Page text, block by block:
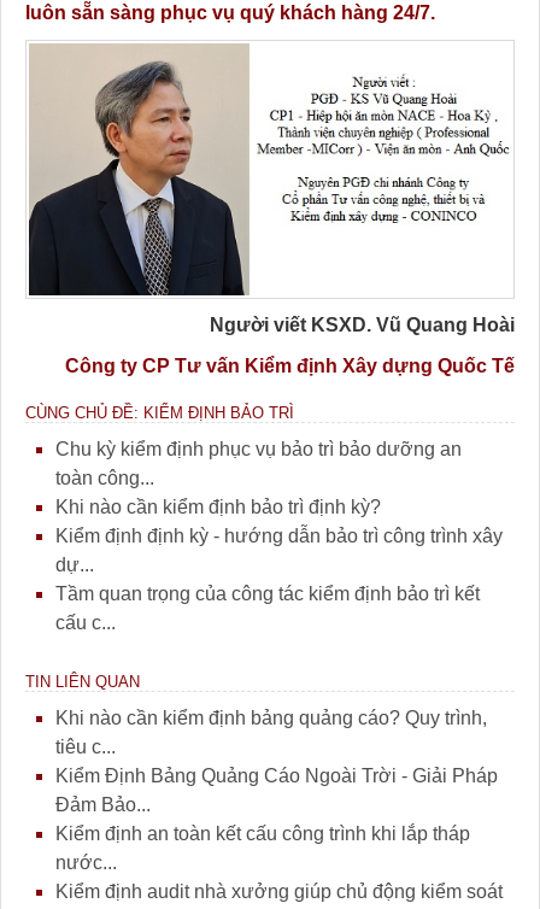
luôn sẵn sàng phục vụ quý khách hàng 24/7.
Người viết KSXD. Vũ Quang Hoài
Công ty CP Tư vấn Kiểm định Xây dựng Quốc Tế
CÙNG CHỦ ĐỀ: KIỂM ĐỊNH BẢO TRÌ
Chu kỳ kiểm định phục vụ bảo trì bảo dưỡng an
toàn công...
Khi nào cần kiểm định bảo trì định kỳ?
Kiểm định định kỳ - hướng dẫn bảo trì công trình xây
dự...
Tầm quan trọng của công tác kiểm định bảo trì kết
cấu c...
TIN LIÊN QUAN
Khi nào cần kiểm định bảng quảng cáo? Quy trình,
tiêu c...
Kiểm Định Bảng Quảng Cáo Ngoài Trời - Giải Pháp
Đảm Bảo...
Kiểm định an toàn kết cấu công trình khi lắp tháp
nước...
Kiểm định audit nhà xưởng giúp chủ động kiểm soát